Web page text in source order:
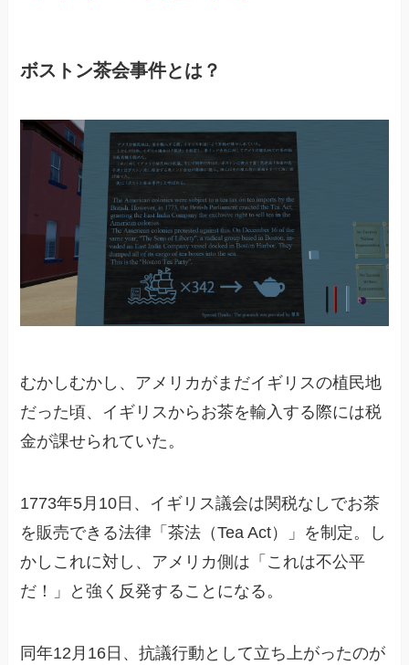
ボストン茶会事件とは？
むかしむかし、アメリカがまだイギリスの植民地
だった頃、イギリスからお茶を輸入する際には税
金が課せられていた。
1773年5月10日、イギリス議会は関税なしでお茶
を販売できる法律「茶法（Tea Act）」を制定。し
かしこれに対し、アメリカ側は「これは不公平
だ！」と強く反発することになる。
同年12月16日、抗議行動として立ち上がったのが